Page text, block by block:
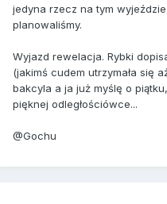
jedyna rzecz na tym
planowaliśmy.
Wyjazd rewelacja. Rybki
(jakimś cudem utrzymała się
bakcyla a ja już myślę o
pięknej odległościówce...
@Gochu